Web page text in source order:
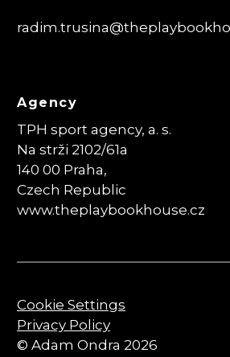
radim.trusina
Agency
TPH sport agency, a. s.
Na strži 2102/61a
140 00 Praha,
Czech Republic
www.theplaybookhouse.cz
Cookie Settings
Privacy Policy
© Adam Ondra 2026